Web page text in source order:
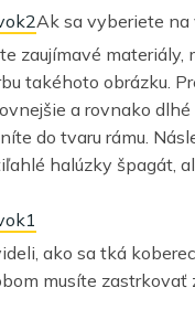
Ak sa vyberiete na
zaujímavé materiály,
takéhoto obrázku.
a rovnako dlhé
do tvaru rámu.
halúzky špagát,
ako sa tká
musíte zastrkovať